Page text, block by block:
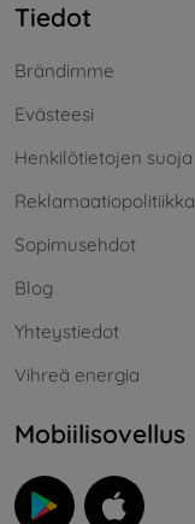
Tiedot
Brändimme
Evästeesi
Henkilötietojen suoja
Reklamaatiopolitiikka
Sopimusehdot
Blog
Yhteystiedot
Vihreä energia
Mobiilisovellus